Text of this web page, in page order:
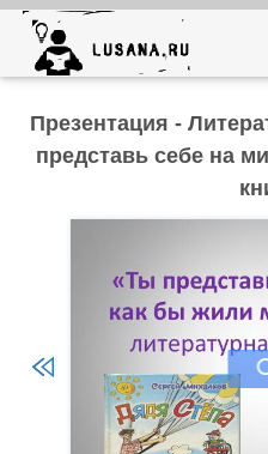
Презентация -
представь себе на